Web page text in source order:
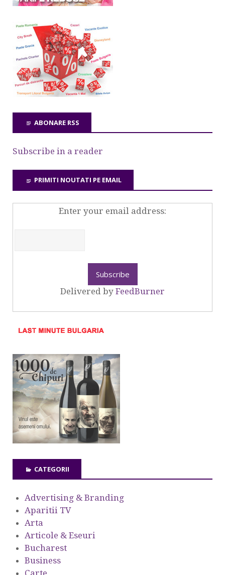
ABONARE RSS
Subscribe in a reader
PRIMITI NOUTATI PE EMAIL
Enter your email address:
Delivered by FeedBurner
CATEGORII
Advertising & Branding
Aparitii TV
Arta
Articole & Eseuri
Bucharest
Business